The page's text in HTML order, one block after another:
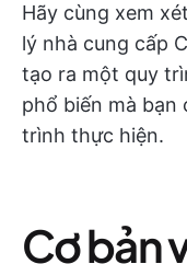
Hãy cùng xem
lý nhà cung cấp
tạo ra một quy
phổ biến mà bạn
trình thực hiện.
Cơ bản